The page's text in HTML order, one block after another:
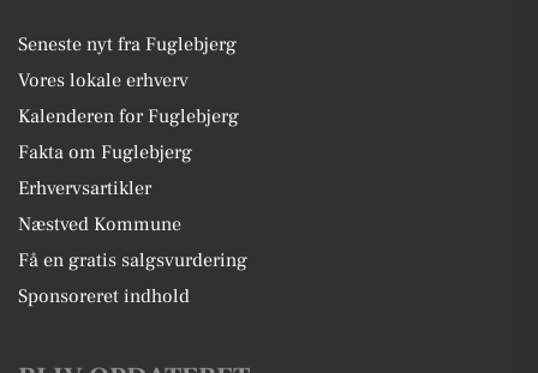
Seneste nyt fra Fuglebjerg
Vores lokale erhverv
Kalenderen for Fuglebjerg
Fakta om Fuglebjerg
Erhvervsartikler
Næstved Kommune
Få en gratis salgsvurdering
Sponsoreret indhold